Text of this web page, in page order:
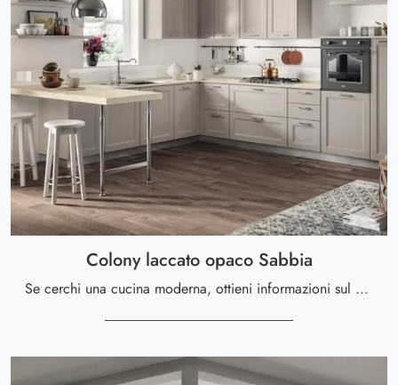
Colony laccato opaco Sabbia
Se cerchi una cucina moderna, ottieni informazioni sul modello Colony laccato opaco Sabbia Scavolini.